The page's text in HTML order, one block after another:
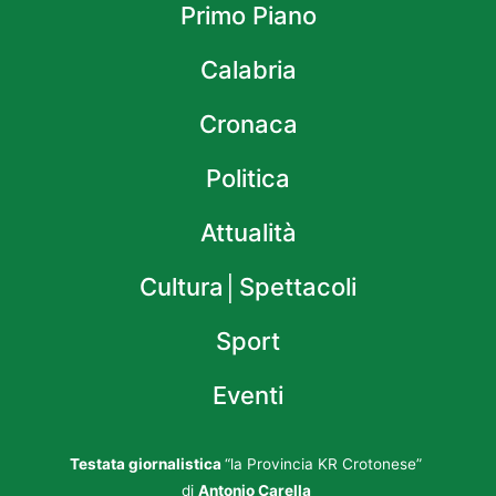
Primo Piano
Calabria
Cronaca
Politica
Attualità
Cultura│Spettacoli
Sport
Eventi
Testata giornalistica “la Provincia KR Crotonese”
di Antonio Carella